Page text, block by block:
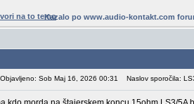
Kazalo po www.audio-kontakt.com
Objavljeno: Sob Maj 16, 2026 00:31 Naslov sporočila: